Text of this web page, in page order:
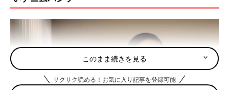
このまま続きを見る
サクサク読める！お気に入り記事を登録可能